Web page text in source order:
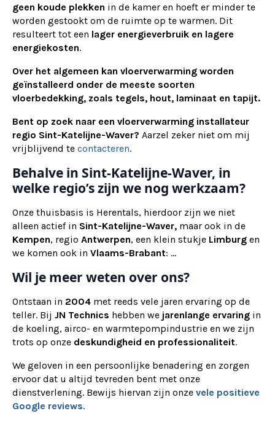
geen koude plekken in de kamer en hoeft er minder te
worden gestookt om de ruimte op te warmen. Dit
resulteert tot een lager energieverbruik en lagere
energiekosten.
Over het algemeen kan vloerverwarming worden
geïnstalleerd onder de meeste soorten
vloerbedekking, zoals tegels, hout, laminaat en tapijt.
Bent op zoek naar een vloerverwarming installateur
regio Sint-Katelijne-Waver? Aarzel zeker niet om mij
vrijblijvend te contacteren.
Behalve in Sint-Katelijne-Waver, in
welke regio’s zijn we nog werkzaam?
Onze thuisbasis is Herentals, hierdoor zijn we niet
alleen actief in Sint-Katelijne-Waver, maar ook in de
Kempen, regio Antwerpen, een klein stukje Limburg en
we komen ook in Vlaams-Brabant: ...
Wil je meer weten over ons?
Ontstaan in 2004 met reeds vele jaren ervaring op de
teller. Bij JN Technics hebben we jarenlange ervaring in
de koeling, airco- en warmtepompindustrie en we zijn
trots op onze deskundigheid en professionaliteit.
We geloven in een persoonlijke benadering en zorgen
ervoor dat u altijd tevreden bent met onze
dienstverlening. Bewijs hiervan zijn onze vele positieve
Google reviews.